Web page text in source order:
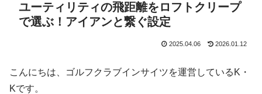
ユーティリティの飛距離をロフトクリープ
で選ぶ！アイアンと繋ぐ設定
2025.04.06 2026.01.12
こんにちは、ゴルフクラブインサイツを運営しているK・
Kです。